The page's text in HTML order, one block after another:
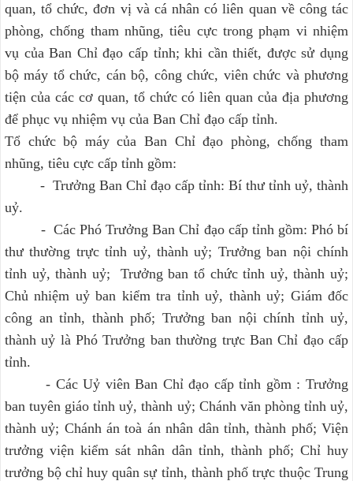
quan, tổ chức, đơn vị và cá nhân có liên quan về công tác
phòng, chống tham nhũng, tiêu cực trong phạm vi nhiệm
vụ của Ban Chỉ đạo cấp tỉnh; khi cần thiết, được sử dụng
bộ máy tổ chức, cán bộ, công chức, viên chức và phương
tiện của các cơ quan, tổ chức có liên quan của địa phương
để phục vụ nhiệm vụ của Ban Chỉ đạo cấp tỉnh.
Tổ chức bộ máy của Ban Chỉ đạo phòng, chống tham
nhũng, tiêu cực cấp tỉnh gồm:
- Trưởng Ban Chỉ đạo cấp tỉnh: Bí thư tỉnh uỷ, thành
uỷ.
- Các Phó Trưởng Ban Chỉ đạo cấp tỉnh gồm: Phó bí
thư thường trực tỉnh uỷ, thành uỷ; Trưởng ban nội chính
tỉnh uỷ, thành uỷ; Trưởng ban tổ chức tỉnh uỷ, thành uỷ;
Chủ nhiệm uỷ ban kiểm tra tỉnh uỷ, thành uỷ; Giám đốc
công an tỉnh, thành phố; Trưởng ban nội chính tỉnh uỷ,
thành uỷ là Phó Trưởng ban thường trực Ban Chỉ đạo cấp
tỉnh.
- Các Uỷ viên Ban Chỉ đạo cấp tỉnh gồm : Trưởng
ban tuyên giáo tỉnh uỷ, thành uỷ; Chánh văn phòng tỉnh uỷ,
thành uỷ; Chánh án toà án nhân dân tỉnh, thành phố; Viện
trưởng viện kiểm sát nhân dân tỉnh, thành phố; Chỉ huy
trưởng bộ chỉ huy quân sự tỉnh, thành phố trực thuộc Trung